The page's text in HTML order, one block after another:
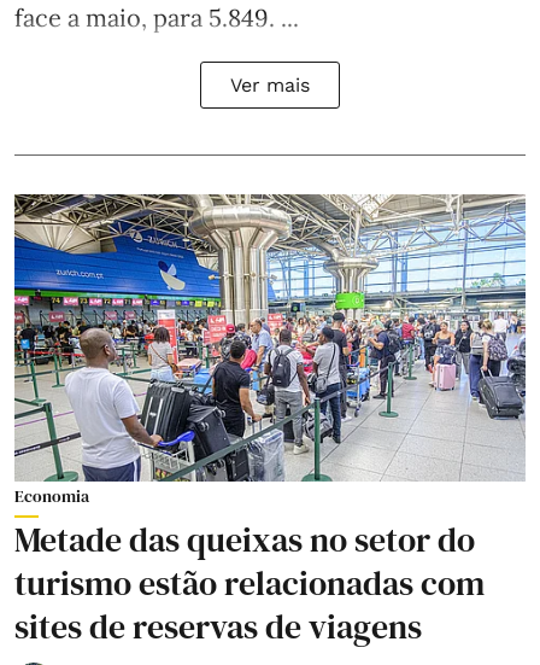
face a maio, para 5.849. ...
Ver mais
Economia
Metade das queixas no setor do
turismo estão relacionadas com
sites de reservas de viagens